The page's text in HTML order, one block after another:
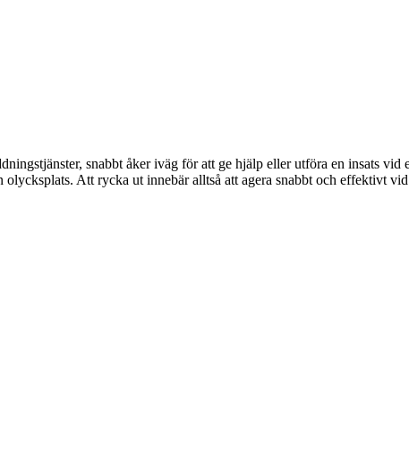
snabbt åker iväg för att ge hjälp eller utföra en insats
Att rycka ut innebär alltså att agera snabbt och effektivt